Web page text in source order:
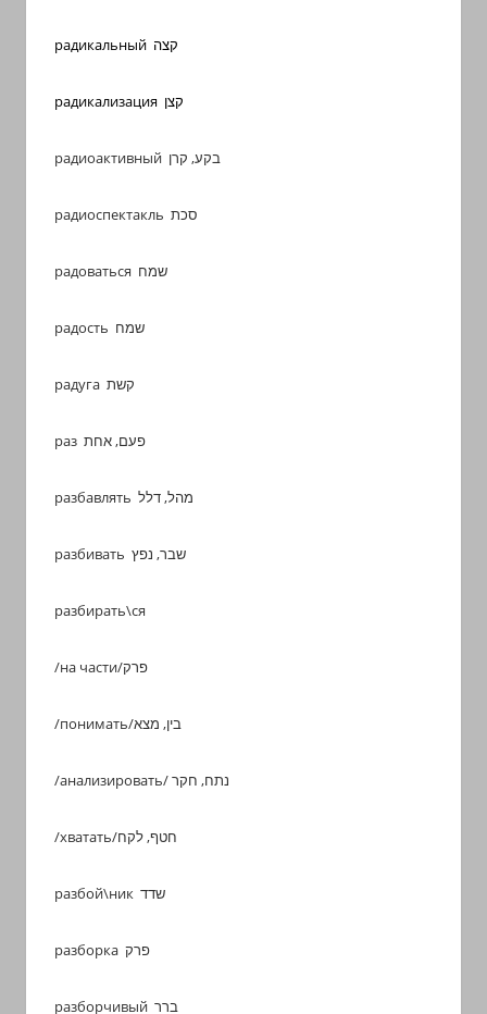
радикальный קצה
радикализация קצן
радиоактивный בקע, קרן
радиоспектакль סכת
радоваться שמח
радость שמח
радуга קשת
раз פעם, אחת
разбавлять מהל, דלל
разбивать שבר, נפץ
разбирать\ся
/на части/פרק
/понимать/בין, מצא
/анализировать/ נתח, חקר
/хватать/חטף, לקח
разбой\ник שדד
разборка פרק
разборчивый ברר